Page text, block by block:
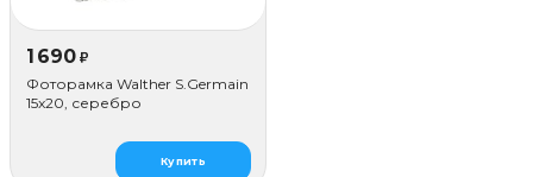
1 690 ₽
Фоторамка Walther S.Germain
15x20, серебро
Купить